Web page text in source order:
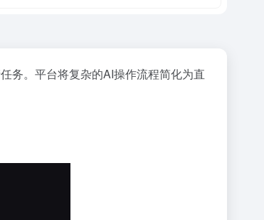
务。平台将复杂的AI操作流程简化为直